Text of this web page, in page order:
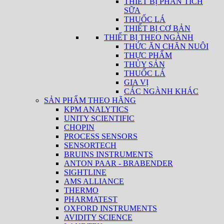
SỮA
THUỐC LÁ
THIẾT BỊ CƠ BẢN
THIẾT BỊ THEO NGÀNH
THỨC ĂN CHĂN NUÔI
THỰC PHẨM
THỦY SẢN
THUỐC LÁ
GIA VỊ
CÁC NGÀNH KHÁC
SẢN PHẨM THEO HÃNG
KPM ANALYTICS
UNITY SCIENTIFIC
CHOPIN
PROCESS SENSORS
SENSORTECH
BRUINS INSTRUMENTS
ANTON PAAR - BRABENDER
SIGHTLINE
AMS ALLIANCE
THERMO
PHARMATEST
OXFORD INSTRUMENTS
AVIDITY SCIENCE